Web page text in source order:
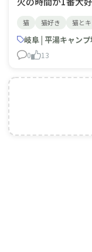
猫 猫好き 猫と
岐阜 | 平湯キャン
0 13